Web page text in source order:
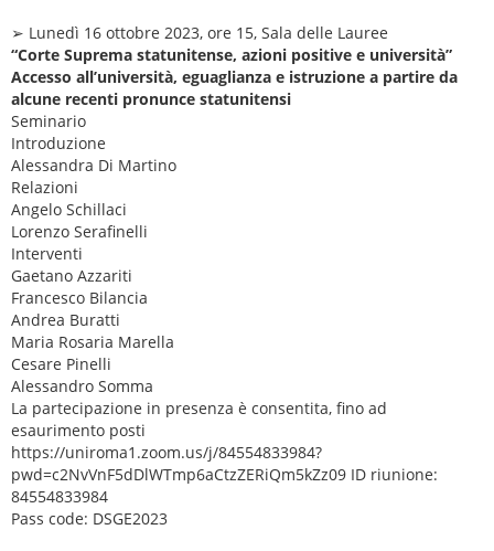
➢ Lunedì 16 ottobre 2023, ore 15, Sala delle Lauree
“Corte Suprema statunitense, azioni positive e università”
Accesso all’università, eguaglianza e istruzione a partire da
alcune recenti pronunce statunitensi
Seminario
Introduzione
Alessandra Di Martino
Relazioni
Angelo Schillaci
Lorenzo Serafinelli
Interventi
Gaetano Azzariti
Francesco Bilancia
Andrea Buratti
Maria Rosaria Marella
Cesare Pinelli
Alessandro Somma
La partecipazione in presenza è consentita, fino ad
esaurimento posti
https://uniroma1.zoom.us/j/84554833984?
pwd=c2NvVnF5dDlWTmp6aCtzZERiQm5kZz09 ID riunione:
84554833984
Pass code: DSGE2023